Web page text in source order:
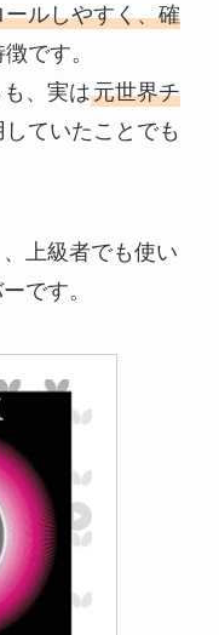
ールしやすく、確
です。
、実は元世界チ
ていたことでも
上級者でも使い
です。